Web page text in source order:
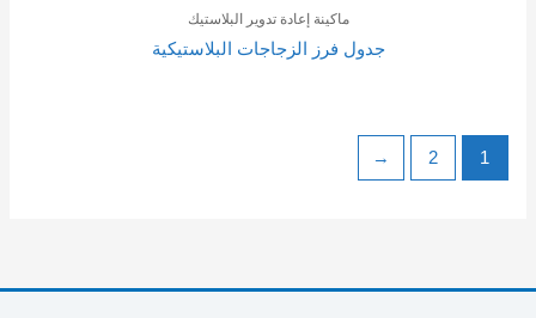
ماكينة إعادة تدوير البلاستيك
جدول فرز الزجاجات البلاستيكية
1
2
←